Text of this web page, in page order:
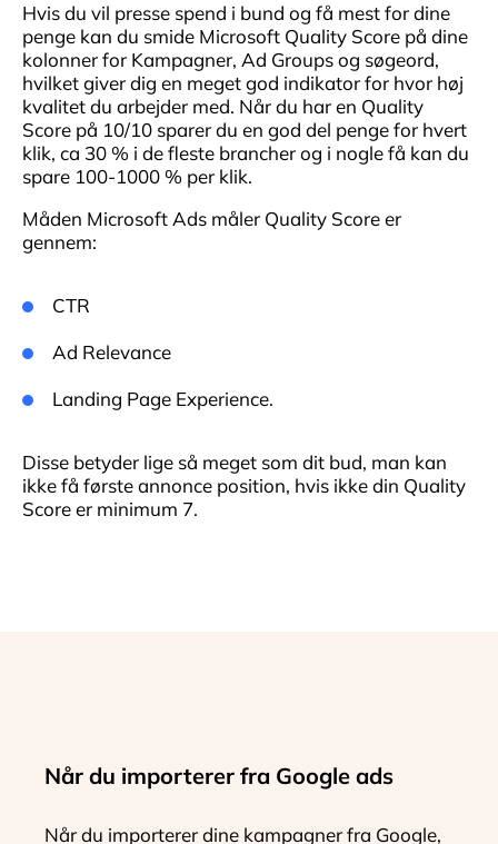
Hvis du vil presse spend i bund og få mest for dine
penge kan du smide Microsoft Quality Score på dine
kolonner for Kampagner, Ad Groups og søgeord,
hvilket giver dig en meget god indikator for hvor høj
kvalitet du arbejder med. Når du har en Quality
Score på 10/10 sparer du en god del penge for hvert
klik, ca 30 % i de fleste brancher og i nogle få kan du
spare 100-1000 % per klik.
Måden Microsoft Ads måler Quality Score er
gennem:
CTR
Ad Relevance
Landing Page Experience.
Disse betyder lige så meget som dit bud, man kan
ikke få første annonce position, hvis ikke din Quality
Score er minimum 7.
Når du importerer fra Google ads
Når du importerer dine kampagner fra Google,